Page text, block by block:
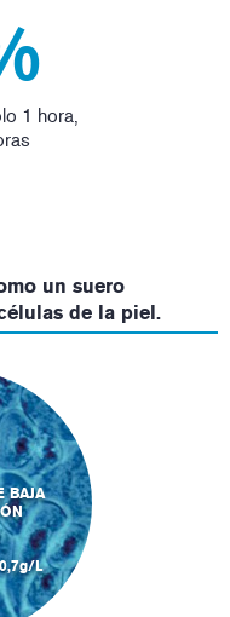
1 hora,
un suero
de la piel.
BAJA
L